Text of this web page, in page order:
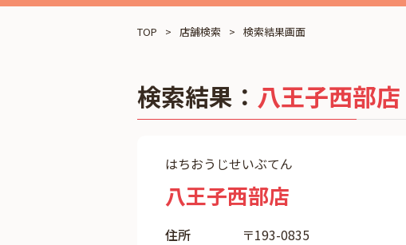
TOP 店舗検索 検索結果画面
検索結果： 八王子西部店
はちおうじせいぶてん
八王子西部店
住所
〒193-0835